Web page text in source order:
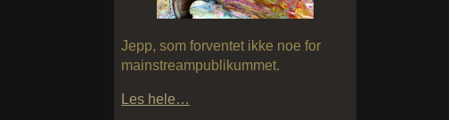
Jepp, som forventet ikke noe for
mainstreampublikummet.
Les hele…